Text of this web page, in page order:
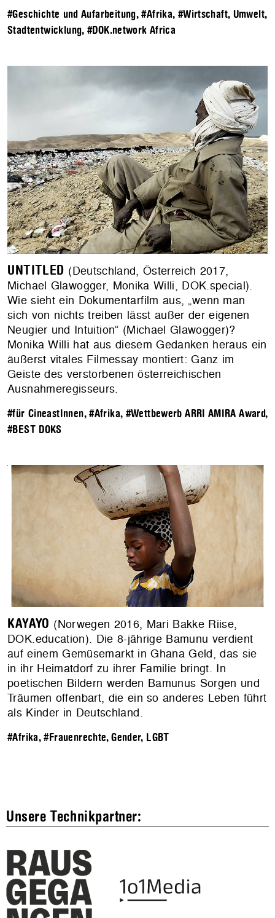
#Geschichte und Aufarbeitung,#Afrika, #Wirtschaft, Umwelt,
Stadtentwicklung, #DOK.network Africa
UNTITLED (Deutschland, Österreich 2017,
Michael Glawogger, Monika Willi, DOK.special).
Wie sieht ein Dokumentarfilm aus, „wenn man
sich von nichts treiben lässt außer der eigenen
Neugier und Intuition“ (Michael Glawogger)?
Monika Willi hat aus diesem Gedanken heraus ein
äußerst vitales Filmessay montiert: Ganz im
Geiste des verstorbenen österreichischen
Ausnahmeregisseurs.
#für CineastInnen,#Afrika, #Wettbewerb ARRI AMIRA Award,
#BEST DOKS
KAYAYO (Norwegen 2016, Mari Bakke Riise,
DOK.education). Die 8-jährige Bamunu verdient
auf einem Gemüsemarkt in Ghana Geld, das sie
in ihr Heimatdorf zu ihrer Familie bringt. In
poetischen Bildern werden Bamunus Sorgen und
Träumen offenbart, die ein so anderes Leben führt
als Kinder in Deutschland.
#Afrika,#Frauenrechte, Gender, LGBT
Unsere Technikpartner: